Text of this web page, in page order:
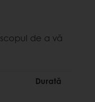
de a vă
Durată